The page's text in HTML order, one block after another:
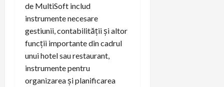
de MultiSoft includ
instrumente necesare
gestiunii, contabilității și altor
funcții importante din cadrul
unui hotel sau restaurant,
instrumente pentru
organizarea și planificarea